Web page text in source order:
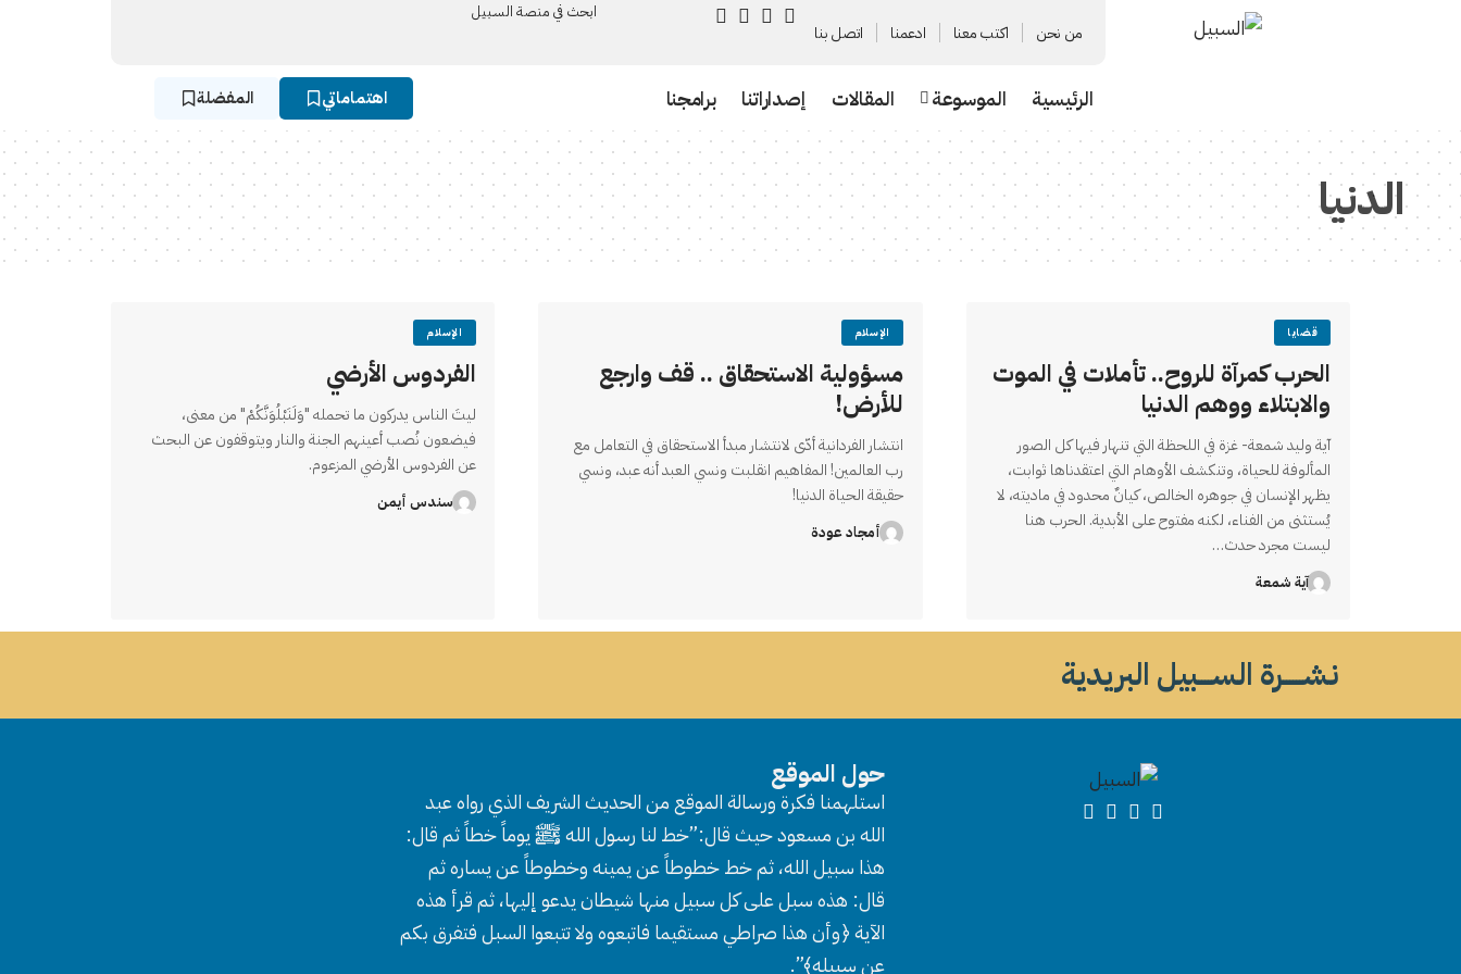
من نحن اكتب معنا ادعمنا اتصل بنا
ابحث في منصة السـبيل
الرئيسية الموسوعة المقالات إصداراتنا برامجنا اهتماماتي المفضلة
الدنيا
قضايا
الحرب كمرآة للروح.. تأملات في الموت
والابتلاء ووهم الدنيا
آية وليد شمعة- غزة في اللحظة التي تنهار فيها كل الصور
المألوفة للحياة، وتنكشف الأوهام التي اعتقدناها ثوابت،
يظهر الإنسان في جوهره الخالص، كيانٌ محدود في ماديته، لا
يُستثنى من الفناء، لكنه مفتوح على الأبدية. الحرب هنا
ليست مجرد حدث…
آية شمعة
الإسلام
مسؤولية الاستحقاق .. قف وارجع
للأرض!
انتشار الفردانية أدّى لانتشار مبدأ الاستحقاق في التعامل مع
رب العالمين! المفاهيم انقلبت ونسي العبد أنه عبد، ونسي
حقيقة الحياة الدنيا!
أمجاد عودة
الإسلام
الفردوس الأرضي
ليتَ الناس يدركون ما تحمله "وَلَنَبْلُوَنَّكُمْ" من معنى،
فيضعون نُصب أعينهم الجنة والنار ويتوقفون عن البحث
عن الفردوس الأرضي المزعوم.
سندس أيمن
نشــــــرة الســــبيل البريدية
حول الموقع
استلهمنا فكرة ورسالة الموقع من الحديث الشريف الذي رواه عبد
الله بن مسعود حيث قال:”خط لنا رسول الله ﷺ يوماً خطاً ثم قال:
هذا سبيل الله، ثم خط خطوطاً عن يمينه وخطوطاً عن يساره ثم
قال: هذه سبل على كل سبيل منها شيطان يدعو إليها، ثم قرأ هذه
الآية ﴿وأن هذا صراطي مستقيما فاتبعوه ولا تتبعوا السبل فتفرق بكم
عن سبيله﴾”.